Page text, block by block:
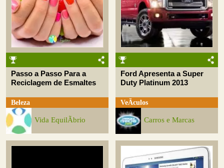
Passo a Passo Para a
Reciclagem de Esmaltes
Beleza
Vida EquilÃ­brio
Ford Apresenta a Super
Duty Platinum 2013
VeÃ­culos
Carros e Marcas